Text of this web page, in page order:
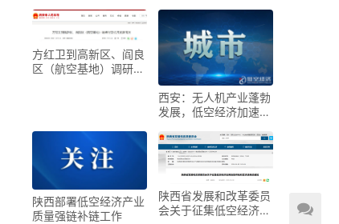
方红卫到高新区、阎良
区（航空基地）调研低
西安：无人机产业蓬勃
发展，低空经济加速起
陕西部署低空经济产业
质量强链补链工作
陕西省发展和改革委员
会关于征集低空经济应